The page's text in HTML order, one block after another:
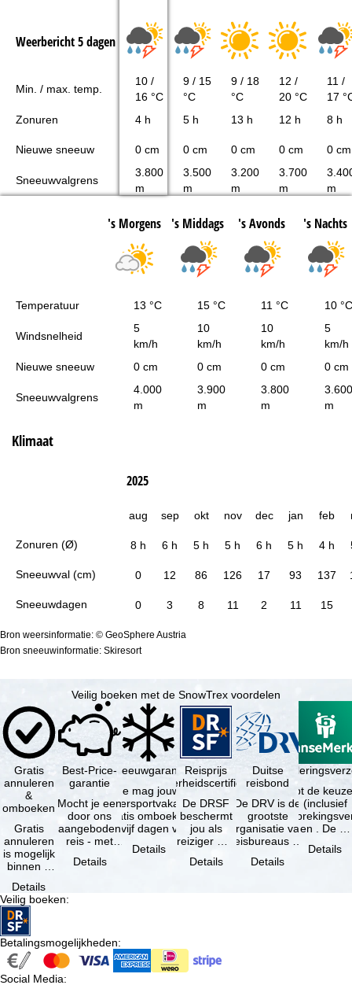
Weerbericht 5 dagen
Min. / max. temp.
10 /
16 °C
9 / 15
°C
9 / 18
°C
12 /
20 °C
11 /
17
Zonuren
4 h 5 h 13 h 12 h 8 h
Nieuwe sneeuw 0 cm 0 cm 0 cm 0 cm 0 cm
Sneeuwvalgrens
3.800
m
3.500
m
3.200
m
3.700
m
m
's Morgens 's Middags 's Avonds 's Nachts
Temperatuur 13 °C 15 °C 11 °C 10 °C
Windsnelheid
5
km/h
10
km/h
10
km/h
5
km/h
Nieuwe sneeuw
0 cm 0 cm 0 cm 0 cm
Sneeuwvalgrens
4.000
m
3.900
m
3.800
m
3.600
m
Klimaat
Zonuren (Ø)
Sneeuwval (cm)
Sneeuwdagen
2025
aug sep okt nov dec jan feb
8 h 6 h 5 h 5 h 6 h 5 h 4 h
0 12 86 126 17 93 137
0 3 8 11 2 11 15
Bron weersinformatie: © GeoSphere Austria
Bron sneeuwinformatie: Skiresort
Veilig boeken met de SnowTrex voordelen
Gratis
annuleren
&
omboeken
Gratis
annuleren
is mogelijk
binnen 5
de
boeking,
als jouw
vakantie …
Details
Best-Price-
garantie
Mocht je een
door ons
aangeboden
reis - met
beschikbaarheid
Details
Sneeuwgarantie
Je mag jouw
wintersportvakantie
gratis omboeken
als vijf dagen voor
Details
Reisprijs
zekerheidscertificaat
De DRSF
beschermt
jou als
reiziger met
pakketreis
Details
Duitse
reisbond
De DRV is de
grootste
organisatie van
reisbureaus en
in Duitsland. …
Details
Je hebt de
(inclusief
en . De …
Details
Veilig boeken:
Betalingsmogelijkheden:
Social Media: